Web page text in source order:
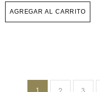
AGREGAR AL CARRITO